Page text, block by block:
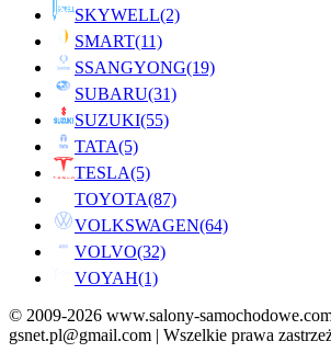
SKYWELL(2)
SMART(11)
SSANGYONG(19)
SUBARU(31)
SUZUKI(55)
TATA(5)
TESLA(5)
TOYOTA(87)
VOLKSWAGEN(64)
VOLVO(32)
VOYAH(1)
© 2009-2026 www.salony-
gsnet.pl@gmail.com | Wszelkie prawa